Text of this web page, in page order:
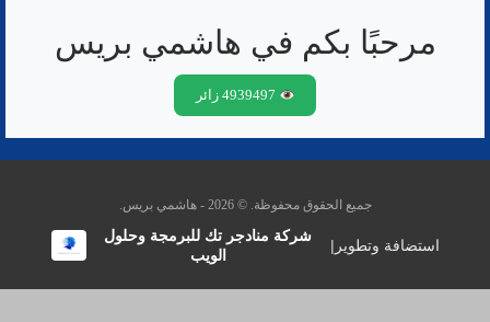
مرحبًا بكم في هاشمي بريس
جميع الحقوق محفوظة. © 2026 - هاشمي بريس.
استضافة وتطوير |
شركة منادجر تك للبرمجة وحلول
الويب